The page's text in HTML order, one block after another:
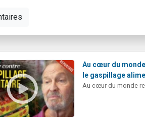
Au cœur du
le gaspillage
Au cœur du monde